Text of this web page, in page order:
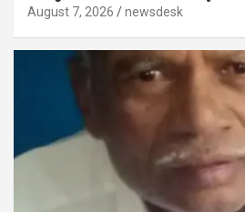
August 7, 2026 newsdesk